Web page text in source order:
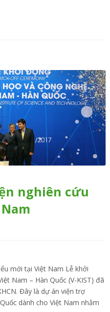
nghiên cứu
mới tại Việt Nam Lễ khởi
Nam – Hàn Quốc (V-KIST) đã
Đây là dự án viện trợ
dành cho Việt Nam nhằm